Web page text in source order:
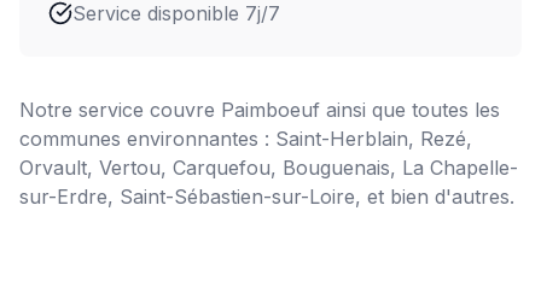
Service disponible 7j/7
Notre service couvre Paimboeuf ainsi que toutes les
communes environnantes : Saint-Herblain, Rezé,
Orvault, Vertou, Carquefou, Bouguenais, La Chapelle-
sur-Erdre, Saint-Sébastien-sur-Loire, et bien d'autres.